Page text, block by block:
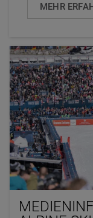
MEHR